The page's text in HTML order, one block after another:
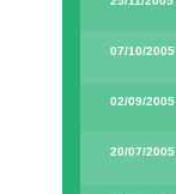
07/10/2005
02/09/2005
20/07/2005